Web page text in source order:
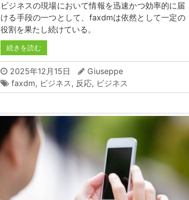
ビジネスの現場において情報を迅速かつ効率的に届
ける手段の一つとして、faxdmは依然として一定の
役割を果たし続けている。
続きを読む
2025年12月15日
Giuseppe
faxdm, ビジネス, 反応, ビジネス